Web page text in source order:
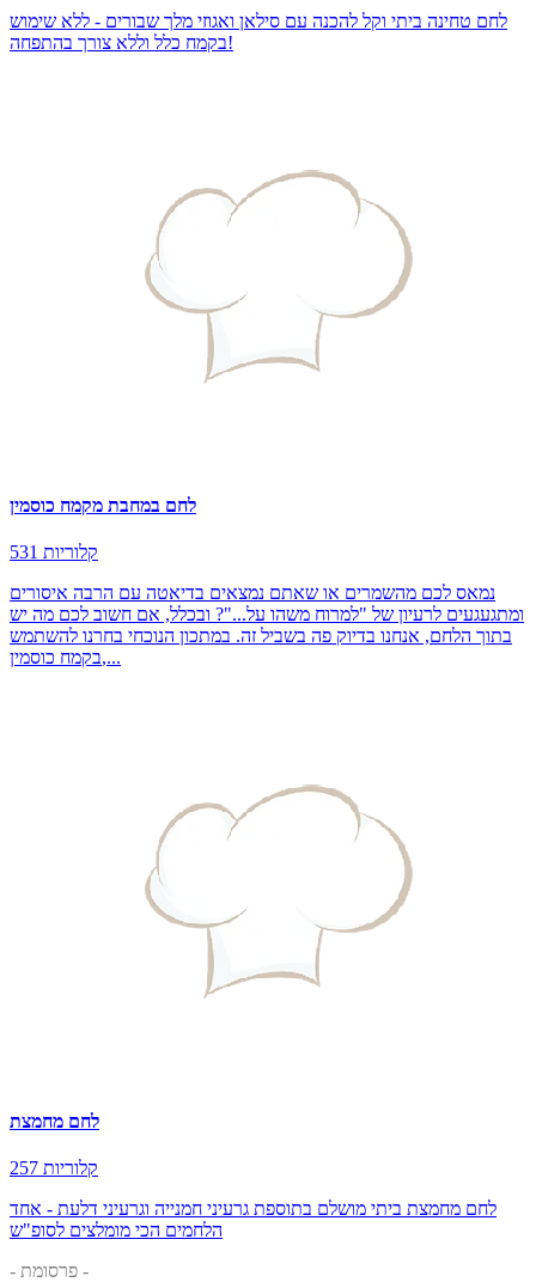
לחם טחינה ביתי וקל להכנה עם סילאן ואגוזי מלך שבורים - ללא שימוש
בקמח כלל וללא צורך בהתפחה!
לחם במחבת מקמח כוסמין
531 קלוריות
נמאס לכם מהשמרים או שאתם נמצאים בדיאטה עם הרבה איסורים
ומתגעגעים לרעיון של "למרוח משהו על..."? ובכלל, אם חשוב לכם מה יש
בתוך הלחם, אנחנו בדיוק פה בשביל זה. במתכון הנוכחי בחרנו להשתמש
בקמח כוסמין,...
לחם מחמצת
257 קלוריות
לחם מחמצת ביתי מושלם בתוספת גרעיני חמנייה וגרעיני דלעת - אחד
הלחמים הכי מומלצים לסופ"ש
- פרסומת -